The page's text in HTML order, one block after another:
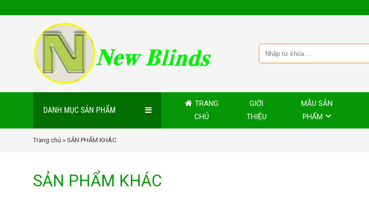
DANH MỤC SẢN PHẨM
TRANG
CHỦ
GIỚI
THIỆU
MẪU SẢN
PHẨM
Trang chủ » SẢN PHẨM KHÁC
SẢN PHẨM KHÁC